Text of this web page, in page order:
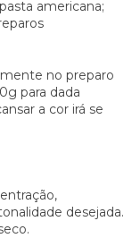
americana;
no preparo
para dada
a cor irá se
desejada.